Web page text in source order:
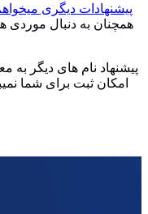
پیشنهادات دیگری
همچنان به دنبال موردی
پیشنهاد نام های دیگر
امکان ثبت برای شما